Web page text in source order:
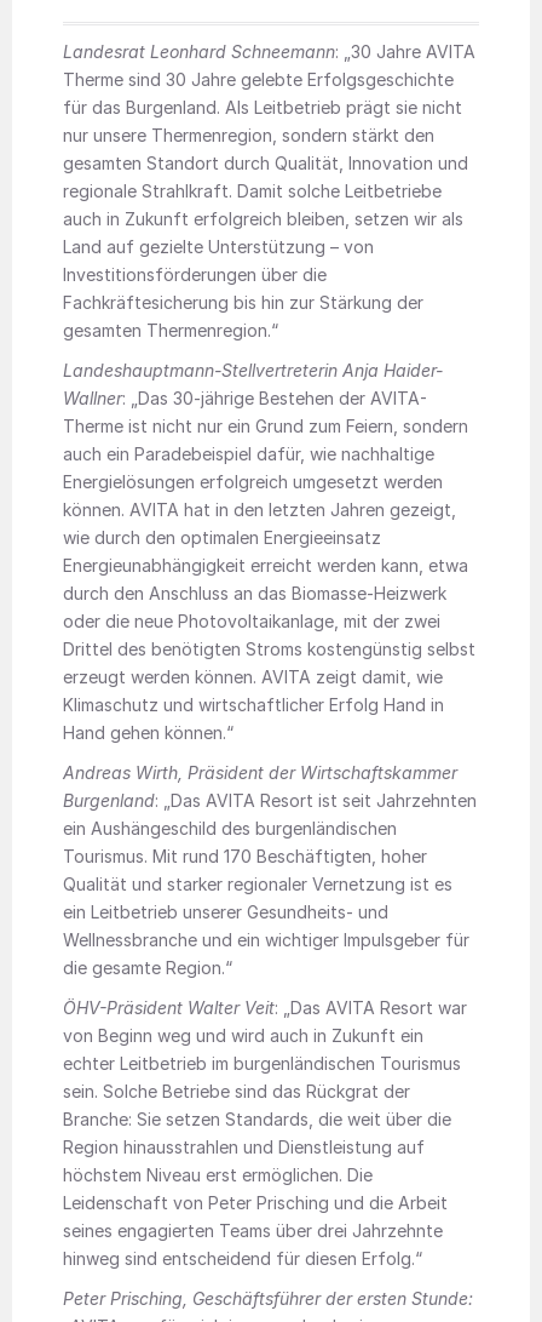
Landesrat Leonhard Schneemann: „30 Jahre AVITA
Therme sind 30 Jahre gelebte Erfolgsgeschichte
für das Burgenland. Als Leitbetrieb prägt sie nicht
nur unsere Thermenregion, sondern stärkt den
gesamten Standort durch Qualität, Innovation und
regionale Strahlkraft. Damit solche Leitbetriebe
auch in Zukunft erfolgreich bleiben, setzen wir als
Land auf gezielte Unterstützung – von
Investitionsförderungen über die
Fachkräftesicherung bis hin zur Stärkung der
gesamten Thermenregion.“
Landeshauptmann-Stellvertreterin Anja Haider-
Wallner: „Das 30-jährige Bestehen der AVITA-
Therme ist nicht nur ein Grund zum Feiern, sondern
auch ein Paradebeispiel dafür, wie nachhaltige
Energielösungen erfolgreich umgesetzt werden
können. AVITA hat in den letzten Jahren gezeigt,
wie durch den optimalen Energieeinsatz
Energieunabhängigkeit erreicht werden kann, etwa
durch den Anschluss an das Biomasse-Heizwerk
oder die neue Photovoltaikanlage, mit der zwei
Drittel des benötigten Stroms kostengünstig selbst
erzeugt werden können. AVITA zeigt damit, wie
Klimaschutz und wirtschaftlicher Erfolg Hand in
Hand gehen können.“
Andreas Wirth, Präsident der Wirtschaftskammer
Burgenland: „Das AVITA Resort ist seit Jahrzehnten
ein Aushängeschild des burgenländischen
Tourismus. Mit rund 170 Beschäftigten, hoher
Qualität und starker regionaler Vernetzung ist es
ein Leitbetrieb unserer Gesundheits- und
Wellnessbranche und ein wichtiger Impulsgeber für
die gesamte Region.“
ÖHV-Präsident Walter Veit: „Das AVITA Resort war
von Beginn weg und wird auch in Zukunft ein
echter Leitbetrieb im burgenländischen Tourismus
sein. Solche Betriebe sind das Rückgrat der
Branche: Sie setzen Standards, die weit über die
Region hinausstrahlen und Dienstleistung auf
höchstem Niveau erst ermöglichen. Die
Leidenschaft von Peter Prisching und die Arbeit
seines engagierten Teams über drei Jahrzehnte
hinweg sind entscheidend für diesen Erfolg.“
Peter Prisching, Geschäftsführer der ersten Stunde: